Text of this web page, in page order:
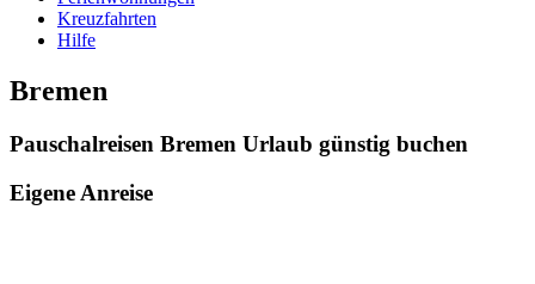
Kreuzfahrten
Hilfe
Bremen
Pauschalreisen Bremen Urlaub günstig buchen
Eigene Anreise